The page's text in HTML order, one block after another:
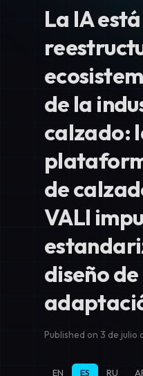
La IA está
de la
calzado:
de
VALI
diseño
Published on 3 de julio
EN ES RU